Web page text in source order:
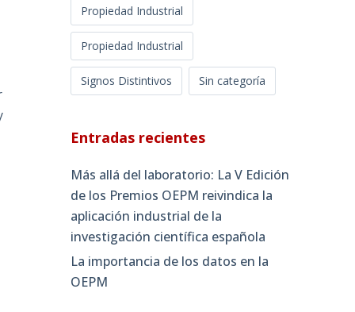
Propiedad Industrial
Propiedad Industrial
Signos Distintivos Sin categoría
Entradas recientes
Más allá del laboratorio: La V Edición
de los Premios OEPM reivindica la
aplicación industrial de la
investigación científica española
La importancia de los datos en la
OEPM